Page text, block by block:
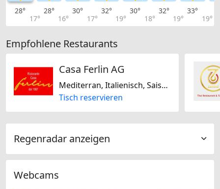
28°
17°
28°
16°
30°
17°
32°
19°
30°
18°
32°
19°
33°
19°
Empfohlene Restaurants
Casa Ferlin AG
Mediterran, Italienisch, Saisonal
Tisch reservieren
Regenradar anzeigen
Webcams